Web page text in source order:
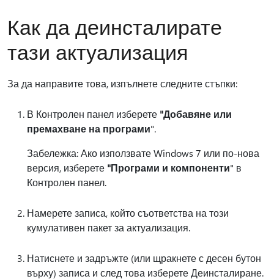
Как да деинсталирате
тази актуализация
За да направите това, изпълнете следните стъпки:
В Контролен панел изберете "Добавяне или
премахване на програми".
Забележка: Ако използвате Windows 7 или по-нова
версия, изберете "Програми и компоненти" в
Контролен панел.
Намерете записа, който съответства на този
кумулативен пакет за актуализация.
Натиснете и задръжте (или щракнете с десен бутон
върху) записа и след това изберете Деинсталиране.